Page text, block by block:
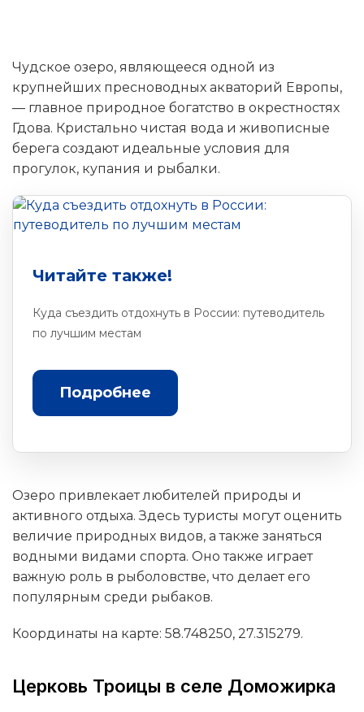
Чудское озеро, являющееся одной из
крупнейших пресноводных акваторий Европы,
— главное природное богатство в окрестностях
Гдова. Кристально чистая вода и живописные
берега создают идеальные условия для
прогулок, купания и рыбалки.
Читайте также!
Куда съездить отдохнуть в России: путеводитель
по лучшим местам
Подробнее
Озеро привлекает любителей природы и
активного отдыха. Здесь туристы могут оценить
величие природных видов, а также заняться
водными видами спорта. Оно также играет
важную роль в рыболовстве, что делает его
популярным среди рыбаков.
Координаты на карте: 58.748250, 27.315279.
Церковь Троицы в селе Доможирка